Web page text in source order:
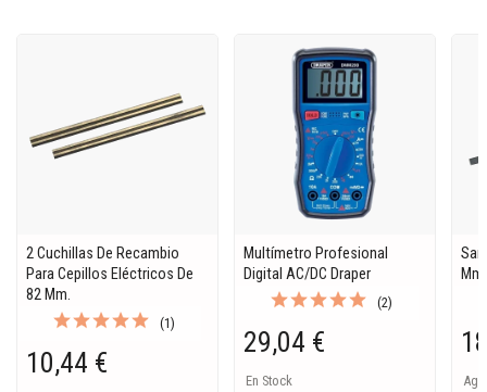
2 Cuchillas De Recambio
Para Cepillos Eléctricos De
82 Mm.
(1)
10,44 €
Multímetro Profesional
Digital AC/DC Draper
(2)
29,04 €
En Stock
Mm